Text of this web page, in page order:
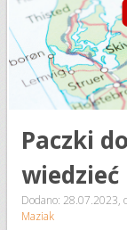
Paczki
wiedzieć
Dodano: 28.07.2023,
Maziak